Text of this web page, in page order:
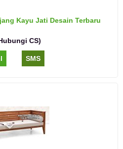
Kayu Jati Desain Terbaru
CS)
SMS